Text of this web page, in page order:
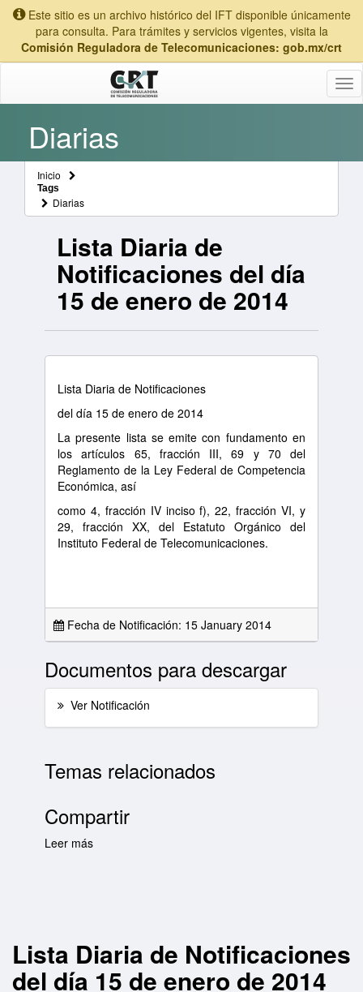
Este sitio es un archivo histórico del IFT disponible únicamente
para consulta. Para trámites y servicios vigentes, visita la
Comisión Reguladora de Telecomunicaciones: gob.mx/crt
Diarias
Inicio
Tags
Diarias
Lista Diaria de
Notificaciones del día
15 de enero de 2014
Lista Diaria de Notificaciones
del día 15 de enero de 2014
La presente lista se emite con fundamento en
los artículos 65, fracción III, 69 y 70 del
Reglamento de la Ley Federal de Competencia
Económica, así
como 4, fracción IV inciso f), 22, fracción VI, y
29, fracción XX, del Estatuto Orgánico del
Instituto Federal de Telecomunicaciones.
Fecha de Notificación: 15 January 2014
Documentos para descargar
Ver Notificación
Temas relacionados
Compartir
Leer más
Lista Diaria de Notificaciones
del día 15 de enero de 2014